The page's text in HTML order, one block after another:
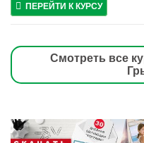
ПЕРЕЙТИ К КУРСУ
Смотреть все